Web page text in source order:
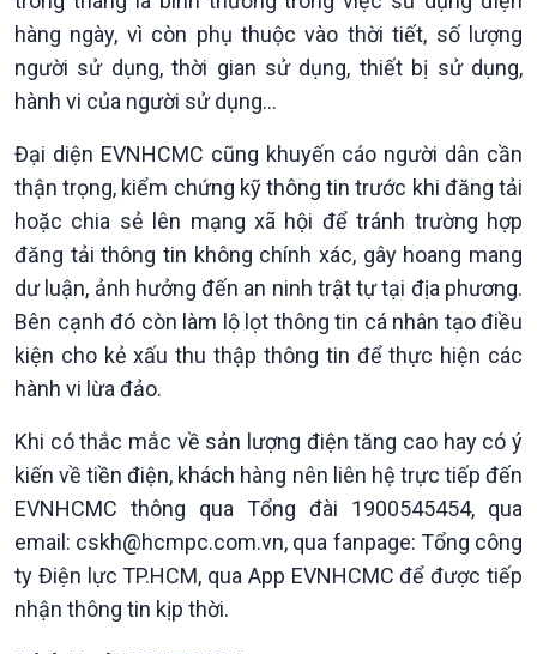
Podcast
Góc nhìn VOV1
Bình luận
hàng ngày, vì còn phụ thuộc vào thời tiết, số lượng
người sử dụng, thời gian sử dụng, thiết bị sử dụng,
hành vi của người sử dụng…
Đại diện EVNHCMC cũng khuyến cáo người dân cần
thận trọng, kiểm chứng kỹ thông tin trước khi đăng tải
hoặc chia sẻ lên mạng xã hội để tránh trường hợp
đăng tải thông tin không chính xác, gây hoang mang
dư luận, ảnh hưởng đến an ninh trật tự tại địa phương.
Bên cạnh đó còn làm lộ lọt thông tin cá nhân tạo điều
kiện cho kẻ xấu thu thập thông tin để thực hiện các
hành vi lừa đảo.
Khi có thắc mắc về sản lượng điện tăng cao hay có ý
kiến về tiền điện, khách hàng nên liên hệ trực tiếp đến
EVNHCMC thông qua Tổng đài 1900545454, qua
email: cskh@hcmpc.com.vn, qua fanpage: Tổng công
ty Điện lực TP.HCM, qua App EVNHCMC để được tiếp
nhận thông tin kịp thời.